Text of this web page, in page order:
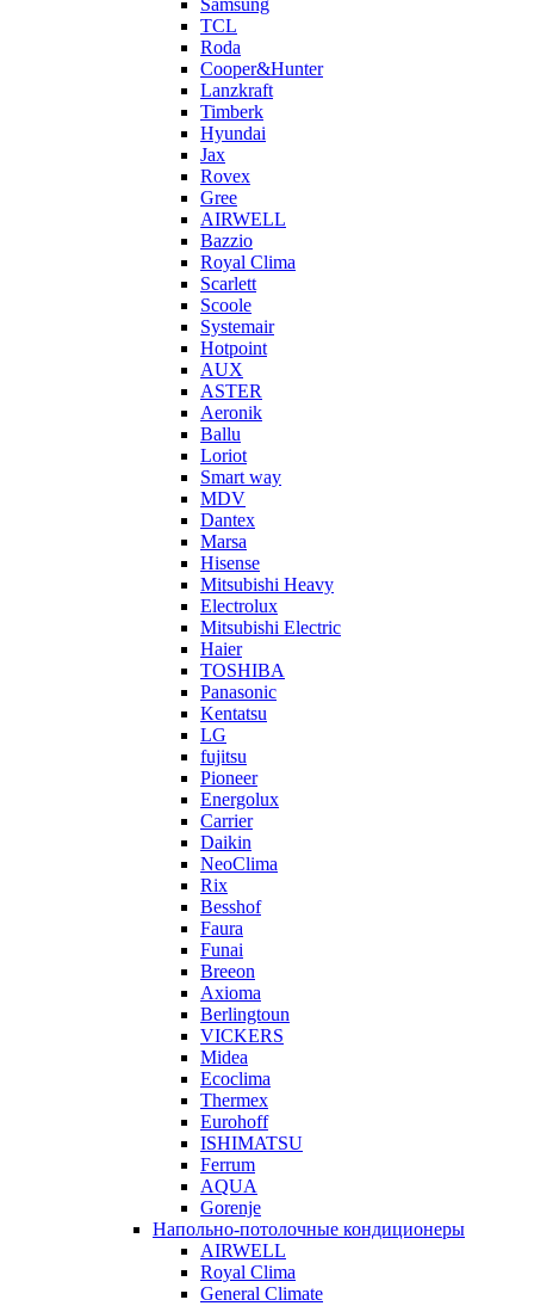
Samsung
TCL
Roda
Cooper&Hunter
Lanzkraft
Timberk
Hyundai
Jax
Rovex
Gree
AIRWELL
Bazzio
Royal Clima
Scarlett
Scoole
Systemair
Hotpoint
AUX
ASTER
Aeronik
Ballu
Loriot
Smart way
MDV
Dantex
Marsa
Hisense
Mitsubishi Heavy
Electrolux
Mitsubishi Electric
Haier
TOSHIBA
Panasonic
Kentatsu
LG
fujitsu
Pioneer
Energolux
Carrier
Daikin
NeoClima
Rix
Besshof
Faura
Funai
Breeon
Axioma
Berlingtoun
VICKERS
Midea
Ecoclima
Thermex
Eurohoff
ISHIMATSU
Ferrum
AQUA
Gorenje
Напольно-потолочные кондиционеры
AIRWELL
Royal Clima
General Climate